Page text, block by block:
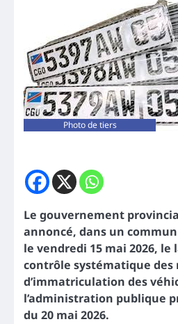
Photo de tiers
Le gouvernement
annoncé, dans un
le vendredi 15 mai 2026, le
contrôle systématique des
d’immatriculation des
l’administration publique
du 20 mai 2026.